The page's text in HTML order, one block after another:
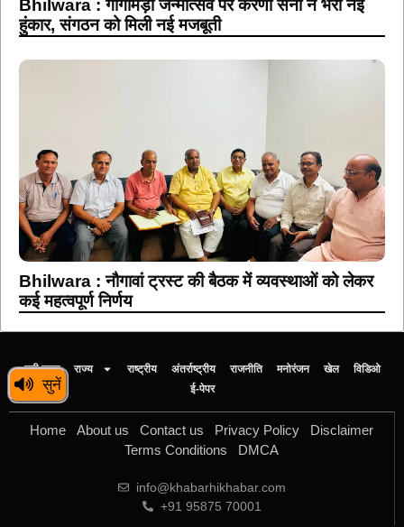
सुनें
Bhilwara : गोगामेड़ी जन्मोत्सव पर करणी सेना ने भरी नई
हुंकार, संगठन को मिली नई मजबूती
Bhilwara : नौगावां ट्रस्ट की बैठक में व्यवस्थाओं को लेकर
कई महत्वपूर्ण निर्णय
बड़ी खबर राज्य राष्ट्रीय अंतर्राष्ट्रीय राजनीति मनोरंजन खेल
विडिओ
ई-पेपर
Home About us Contact us Privacy Policy
Disclaimer
Terms Conditions
DMCA
info@khabarhikhabar.com
+91 95875 70001